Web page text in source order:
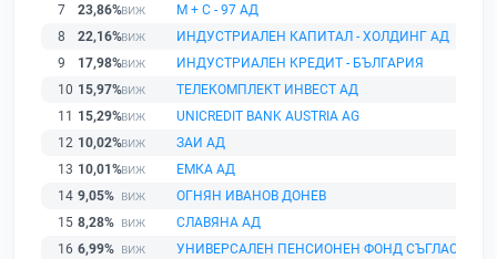
7
23,86%
М + С - 97 АД
8
22,16%
ИНДУСТРИАЛЕН КАПИТАЛ - ХОЛДИНГ АД
9
17,98%
ИНДУСТРИАЛЕН КРЕДИТ - БЪЛГАРИЯ
10 15,97%
ТЕЛЕКОМПЛЕКТ ИНВЕСТ АД
11
15,29%
UNICREDIT BANK AUSTRIA AG
12 10,02%
ЗАИ АД
13 10,01%
ЕМКА АД
14 9,05%
ОГНЯН ИВАНОВ ДОНЕВ
15 8,28%
СЛАВЯНА АД
16 6,99%
УНИВЕРСАЛЕН ПЕНСИОНЕН ФОНД СЪГЛАСИЕ